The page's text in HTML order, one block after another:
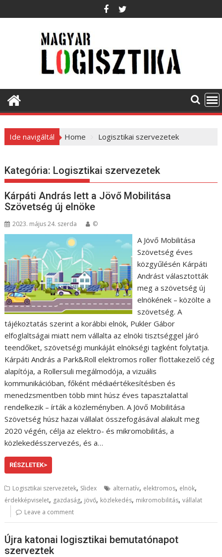
k
o
t
Ide navigáltál Home Logisztikai szervezetek
Kategória: Logisztikai szervezetek
Kárpáti András lett a Jövő Mobilitása
Szövetség új elnöke
2023. május 24. szerda ©
A Jövő Mobilitása
Szövetség éves
közgyűlésén Kárpáti
Andrást választották
meg a szövetség új
elnökének – közölte a
szövetség. A
tájékoztatás szerint a korábbi elnök, Pukler Gábor
elfoglaltságai miatt nem vállalta az elnöki tisztséggel járó
teendőket, szövetségi munkáját elnökségi tagként folytatja.
Kárpáti András a Park&Roll elektromos roller flottakezelő cég
alapítója, a Rollersuli megálmodója, a vizuális
kommunikációban, főként médiaértékesítésben és
menedzsmentben több mint húsz éves tapasztalattal
rendelkezik – írták a közleményben. A Jövő Mobilitása
Szövetség húsz hazai vállalat összefogásával alakult meg
2020 végén, célja az elektro- és mikromobilitás, a
közlekedésszervezés, és a…
RÉSZLETEK>
Logisztikai szervezetek, Slidex alternatív, elektromos, elnök,
érdekképviselet, gazdaság, jövő, közlekedés, mikromobilitás,vállalat
Leave a comment
Újra katonai logisztikai bemutatónapot
szerveztek